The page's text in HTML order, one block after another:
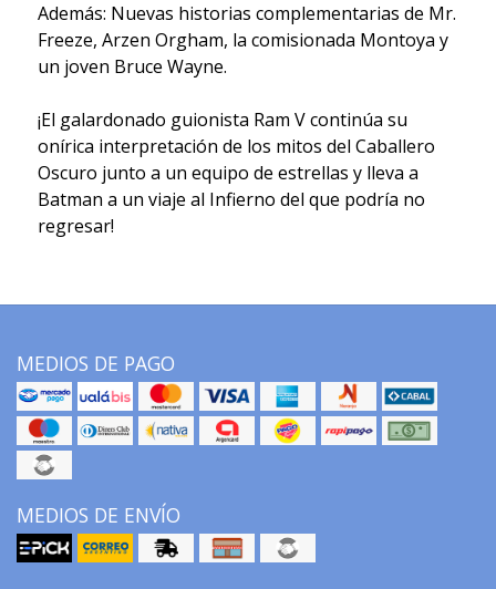
Además: Nuevas historias complementarias de Mr.
Freeze, Arzen Orgham, la comisionada Montoya y
un joven Bruce Wayne.
¡El galardonado guionista Ram V continúa su
onírica interpretación de los mitos del Caballero
Oscuro junto a un equipo de estrellas y lleva a
Batman a un viaje al Infierno del que podría no
regresar!
MEDIOS DE PAGO
MEDIOS DE ENVÍO